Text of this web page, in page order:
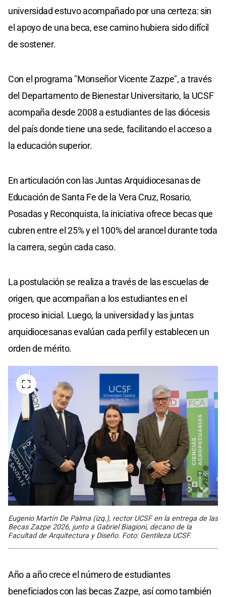
universidad estuvo acompañado por una certeza: sin
el apoyo de una beca, ese camino hubiera sido difícil
de sostener.
Con el programa "Monseñor Vicente Zazpe", a través
del Departamento de Bienestar Universitario, la UCSF
acompaña desde 2008 a estudiantes de las diócesis
del país donde tiene una sede, facilitando el acceso a
la educación superior.
En articulación con las Juntas Arquidiocesanas de
Educación de Santa Fe de la Vera Cruz, Rosario,
Posadas y Reconquista, la iniciativa ofrece becas que
cubren entre el 25% y el 100% del arancel durante toda
la carrera, según cada caso.
La postulación se realiza a través de las escuelas de
origen, que acompañan a los estudiantes en el
proceso inicial. Luego, la universidad y las juntas
arquidiocesanas evalúan cada perfil y establecen un
orden de mérito.
Eugenio Martín De Palma (izq.), rector UCSF en la entrega de las
Becas Zazpe 2026, junto a Gabriel Biagioni, decano de la
Facultad de Arquitectura y Diseño. Foto: Gentileza UCSF.
Año a año crece el número de estudiantes
beneficiados con las becas Zazpe, así como también